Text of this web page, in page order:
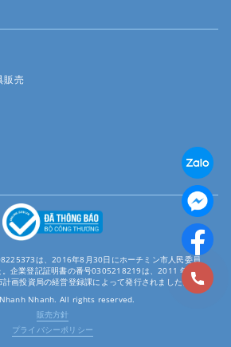
販売
は、2016年8月30日にホーチミン市人民委員
企業登記証明書の番号0305218219は、2011 年 12
画投資局の経営登録課によって発行されました。
Nhanh. All rights reserved.
販売方針
プライバシーポリシー